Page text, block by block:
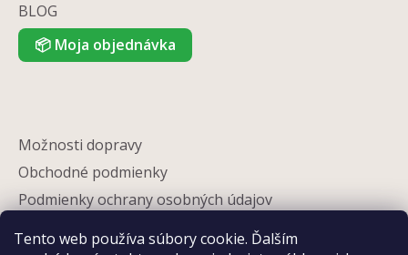
Tento web používa súbory cookie. Ďalším
BLOG
📦 Moja objednávka
Možnosti dopravy
Obchodné podmienky
Podmienky ochrany osobných údajov